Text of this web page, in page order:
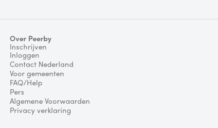
Over Peerby
Inschrijven
Inloggen
Contact Nederland
Voor gemeenten
FAQ/Help
Pers
Algemene Voorwaarden
Privacy verklaring